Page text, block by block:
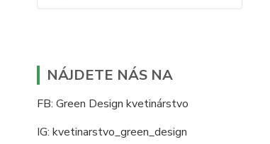
NÁJDETE NÁS NA
FB: Green Design kvetinárstvo
IG: kvetinarstvo_green_design